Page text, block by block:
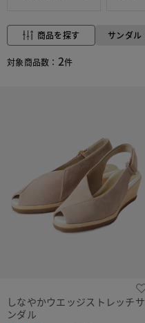
商品を探す サンダル
対象商品数： 2件
しなやかウエッジストレッチサ
ンダル